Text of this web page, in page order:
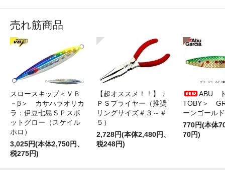
売れ筋商品
スロースキップ＜ＶＢ
－β＞ カサハラオリカ
ラ：伊豆七島ＳＰスポ
ットグロー（スケイル
ホロ）
3,025円(本体2,750円、
税275円)
【超オススメ！！】Ｊ
ＰＳプライヤー（推奨
リングサイズ＃３～＃
５）
2,728円(本体2,480円、
税248円)
ABU
TOBY＞
ーンゴールド
770円(本体
70円)